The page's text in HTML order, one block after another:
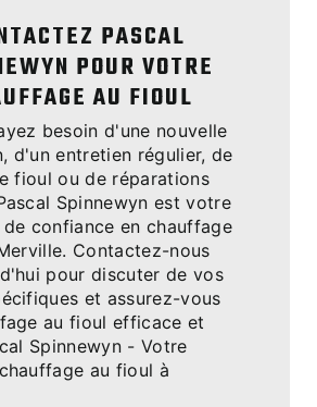
PASCAL
POUR VOTRE
AU FIOUL
besoin d'une nouvelle
d'un entretien régulier, de
fioul ou de réparations
Spinnewyn est votre
confiance en chauffage
Contactez-nous
pour discuter de vos
et assurez-vous
au fioul efficace et
Spinnewyn - Votre
au fioul à